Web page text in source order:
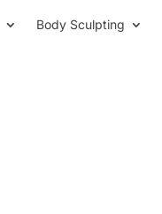
Body Sculpting